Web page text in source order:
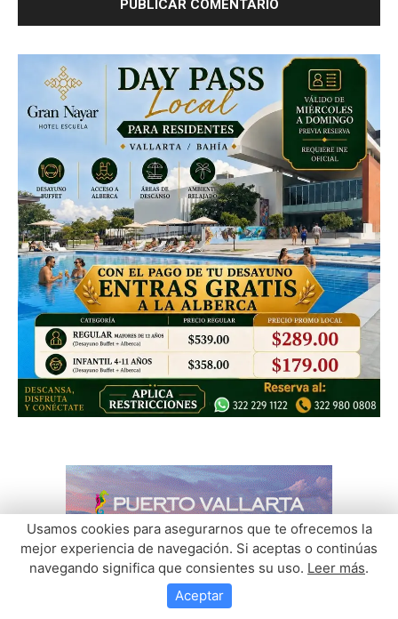
Usamos cookies para asegurarnos que te ofrecemos la
mejor experiencia de navegación. Si aceptas o continúas
navegando significa que consientes su uso. Leer más.
Aceptar